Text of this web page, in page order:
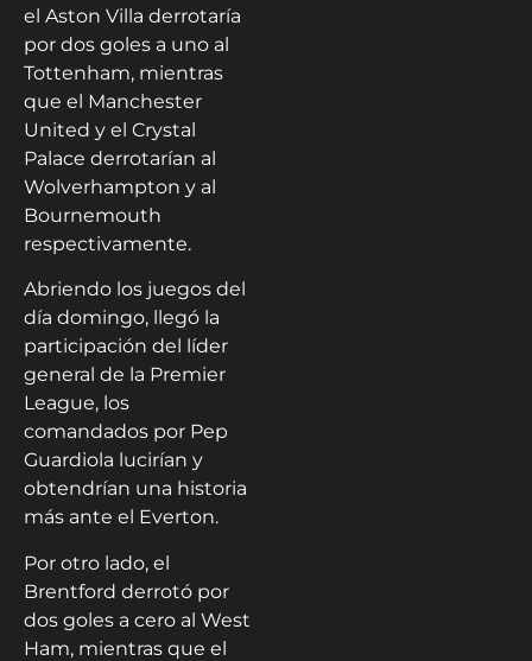
el Aston Villa derrotaría
por dos goles a uno al
Tottenham, mientras
que el Manchester
United y el Crystal
Palace derrotarían al
Wolverhampton y al
Bournemouth
respectivamente.
Abriendo los juegos del
día domingo, llegó la
participación del líder
general de la Premier
League, los
comandados por Pep
Guardiola lucirían y
obtendrían una historia
más ante el Everton.
Por otro lado, el
Brentford derrotó por
dos goles a cero al West
Ham, mientras que el